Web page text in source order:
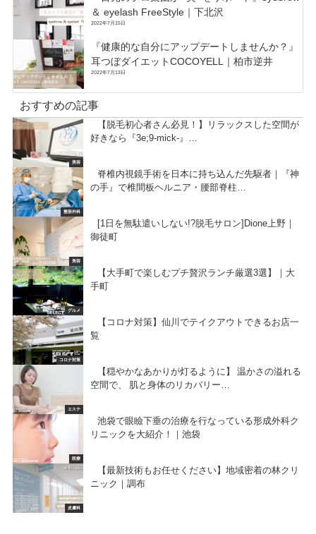
＆ eyelash FreeStyle｜下北沢
2022年7月15日
『健康的な自分にアップデートしませんか？』
耳つぼダイエットCOCOYELL｜柏市逆井
2022年7月13日
おすすめの記事
美容
【脱毛初心者さん必見！】リラックスした空間が
好きなら『3e;9-mick-』…
整形外科
脊椎内視鏡手術を日本に持ち込んだ先駆者｜『神
の手』で椎間板ヘルニア・腰部脊柱…
美容
[1日を無駄遣いしない!?脱毛サロン]Dione上野｜
御徒町
グルメ
【大手町で楽しむプチ贅沢ランチ厳選3選】｜大
手町
コロナ対策
【コロナ対策】仙川でテイクアウトできるお店一
覧
エステ
【穏やかなあかりが灯るように】 温かさの溢れる
空間で、 肌と身体のリカバリー…
医療
池袋で眼瞼下垂の治療を行なっている形成外科ク
リニックを大紹介！｜池袋
皮膚科
【最新技術もお任せください】地域密着の林クリ
ニック｜調布